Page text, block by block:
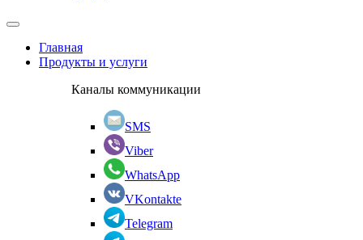
Главная
Продукты и услуги
Каналы коммуникации
SMS
Viber
WhatsApp
VKontakte
Telegram